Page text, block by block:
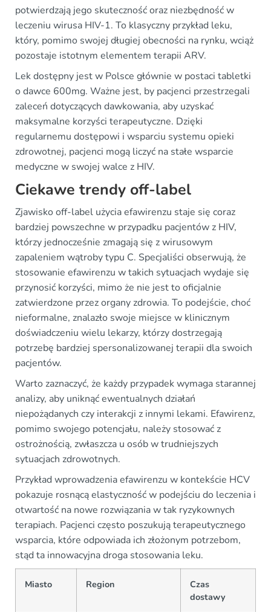
potwierdzają jego skuteczność oraz niezbędność w
leczeniu wirusa HIV-1. To klasyczny przykład leku,
który, pomimo swojej długiej obecności na rynku, wciąż
pozostaje istotnym elementem terapii ARV.
Lek dostępny jest w Polsce głównie w postaci tabletki
o dawce 600mg. Ważne jest, by pacjenci przestrzegali
zaleceń dotyczących dawkowania, aby uzyskać
maksymalne korzyści terapeutyczne. Dzięki
regularnemu dostępowi i wsparciu systemu opieki
zdrowotnej, pacjenci mogą liczyć na stałe wsparcie
medyczne w swojej walce z HIV.
Ciekawe trendy off-label
Zjawisko off-label użycia efawirenzu staje się coraz
bardziej powszechne w przypadku pacjentów z HIV,
którzy jednocześnie zmagają się z wirusowym
zapaleniem wątroby typu C. Specjaliści obserwują, że
stosowanie efawirenzu w takich sytuacjach wydaje się
przynosić korzyści, mimo że nie jest to oficjalnie
zatwierdzone przez organy zdrowia. To podejście, choć
nieformalne, znalazło swoje miejsce w klinicznym
doświadczeniu wielu lekarzy, którzy dostrzegają
potrzebę bardziej spersonalizowanej terapii dla swoich
pacjentów.
Warto zaznaczyć, że każdy przypadek wymaga starannej
analizy, aby uniknąć ewentualnych działań
niepożądanych czy interakcji z innymi lekami. Efawirenz,
pomimo swojego potencjału, należy stosować z
ostrożnością, zwłaszcza u osób w trudniejszych
sytuacjach zdrowotnych.
Przykład wprowadzenia efawirenzu w kontekście HCV
pokazuje rosnącą elastyczność w podejściu do leczenia i
otwartość na nowe rozwiązania w tak ryzykownych
terapiach. Pacjenci często poszukują terapeutycznego
wsparcia, które odpowiada ich złożonym potrzebom,
stąd ta innowacyjna droga stosowania leku.
Miasto Region
Czas
dostawy